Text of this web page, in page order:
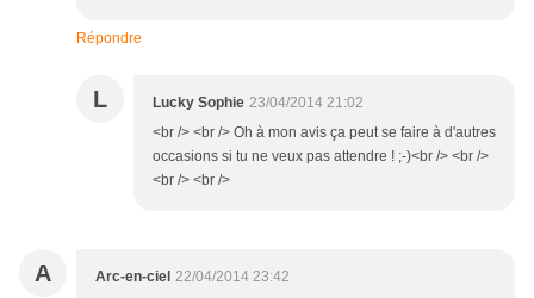
Répondre
L Lucky Sophie 23/04/2014 21:02
<br /> <br /> Oh à mon avis ça peut se faire à d'autres
occasions si tu ne veux pas attendre ! ;-)<br /> <br />
<br /> <br />
A Arc-en-ciel 22/04/2014 23:42